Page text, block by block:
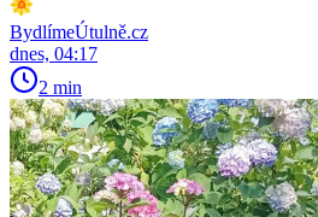
BydlímeÚtulně.cz
dnes, 04:17
2 min